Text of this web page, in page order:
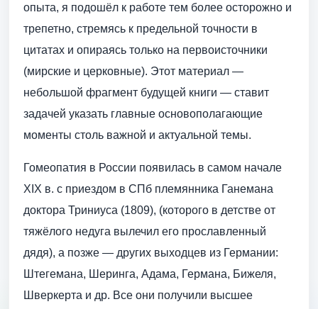
опыта, я подошёл к работе тем более осторожно и
трепетно, стремясь к предельной точности в
цитатах и опираясь только на первоисточники
(мирские и церковные). Этот материал —
небольшой фрагмент будущей книги — ставит
задачей указать главные основополагающие
моменты столь важной и актуальной темы.
Гомеопатия в России появилась в самом начале
ХIХ в. с приездом в СПб племянника Ганемана
доктора Триниуса (1809), (которого в детстве от
тяжёлого недуга вылечил его прославленный
дядя), а позже — других выходцев из Германии:
Штегемана, Шеринга, Адама, Германа, Бижеля,
Шверкерта и др. Все они получили высшее